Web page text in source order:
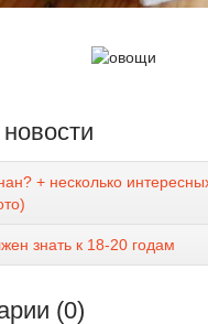
+ несколько
знать к 18-20 годам
(0)